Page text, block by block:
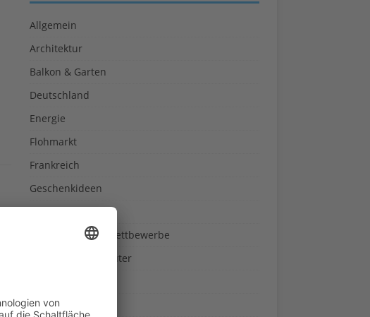
Allgemein
Architektur
Balkon & Garten
Deutschland
Energie
Flohmarkt
Frankreich
Geschenkideen
Gewinnspiele & Wettbewerbe
Gewürze und Kräuter
Hochwasser